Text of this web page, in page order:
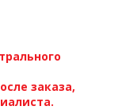
заказа,